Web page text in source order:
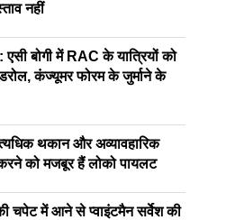
नहीं
: एसी बोगी में RAC के यात्रियों को
कंज्यूमर फोरम के जुर्माने के
थकान और अव्यावहारिक
को मजबूर हैं लोको पायलट
चपेट में आने से प्वाइंटमैन सर्वेश की